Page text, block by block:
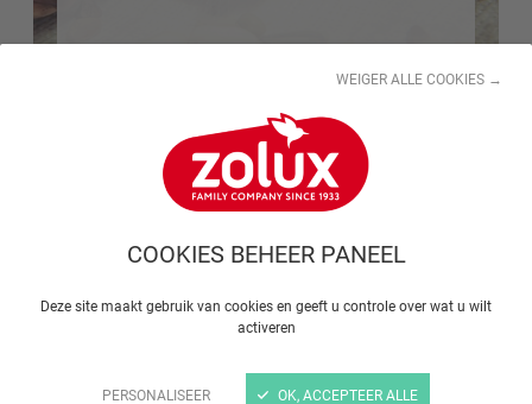
COOKIES BEHEER PANEEL
Deze site maakt gebruik van cookies en geeft u controle over wat u wilt
activeren
PERSONALISEER
WEIGER ALLE COOKIES →
OK, ACCEPTEER ALLE
Voeding Volwaardig - Nutrimeal
Voeding (specifieke mix + verse
snoepjes = een gezond knaagdier